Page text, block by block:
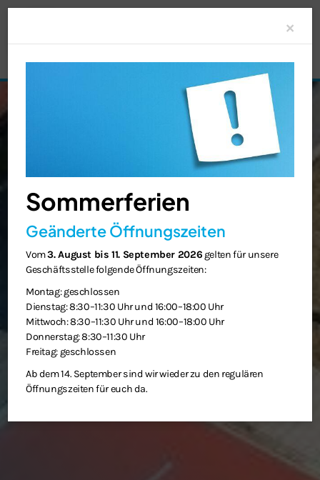
×
Sommerferien
Geänderte Öffnungszeiten
Vom3. August bis 11. September 2026 gelten für unsere
Geschäftsstelle folgende Öffnungszeiten:
Montag: geschlossen
Dienstag: 8:30–11:30 Uhr und 16:00–18:00 Uhr
Mittwoch: 8:30–11:30 Uhr und 16:00–18:00 Uhr
Donnerstag: 8:30–11:30 Uhr
Freitag: geschlossen
Ab dem 14. September sind wir wieder zu den regulären
Öffnungszeiten für euch da.